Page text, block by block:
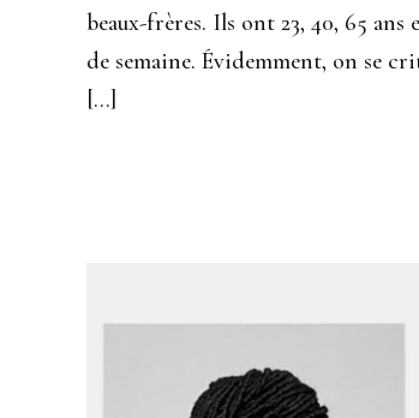
beaux-frères. Ils ont 23, 40, 65
de semaine. Évidemment, on se
[…]